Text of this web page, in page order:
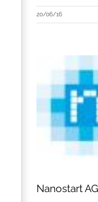
20/06/16
Nanostart